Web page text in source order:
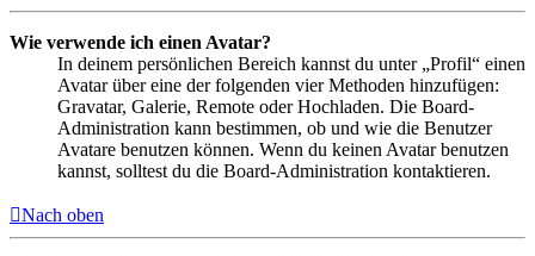
Wie verwende ich einen Avatar?
In deinem persönlichen Bereich kannst du unter „Profil“ einen
Avatar über eine der folgenden vier Methoden hinzufügen:
Gravatar, Galerie, Remote oder Hochladen. Die Board-
Administration kann bestimmen, ob und wie die Benutzer
Avatare benutzen können. Wenn du keinen Avatar benutzen
kannst, solltest du die Board-Administration kontaktieren.
Nach oben